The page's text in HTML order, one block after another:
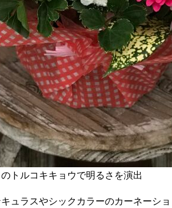
トルコキキョウで明るさを演出
ュラスやシックカラーのカーネーシ